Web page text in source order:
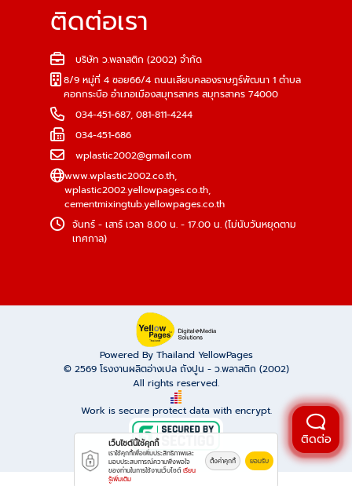
ติดต่อเรา
บริษัท ว.พลาสติก (2002) จำกัด
8/9 หมู่ที่ 4 ซอย66/4 ถนนเลียบคลองราษฎร์พัฒนา 1 ตำบล
คอกกระบือ อำเภอเมืองสมุทรสาคร สมุทรสาคร 74000
034-451-687, 081-811-4244
034-451-686
wplastic2002@gmail.com
www.wplastic2002.co.th,
wplastic2002.yellowpages.co.th,
cementmixingtub.yellowpages.co.th
จันทร์ - เสาร์ เวลา 8.00 น. - 17.00 น. (ไม่นับวันหยุดตาม
เทศกาล)
Powered By Thailand YellowPages
© 2569 โรงงานผลิตอ่างเปล ถังปูน - ว.พลาสติก (2002)
All rights reserved.
Work is secure protect data with encrypt.
ติดต่อ
เว็บไซต์นี้ใช้คุกกี้
เราใช้คุกกี้เพื่อเพิ่มประสิทธิภาพและ
มอบประสบการณ์ความพึงพอใจ
ของท่านในการใช้งานเว็บไซต์ เรียน
รู้เพิ่มเติม
ตั้งค่าคุกกี้ ยอมรับ